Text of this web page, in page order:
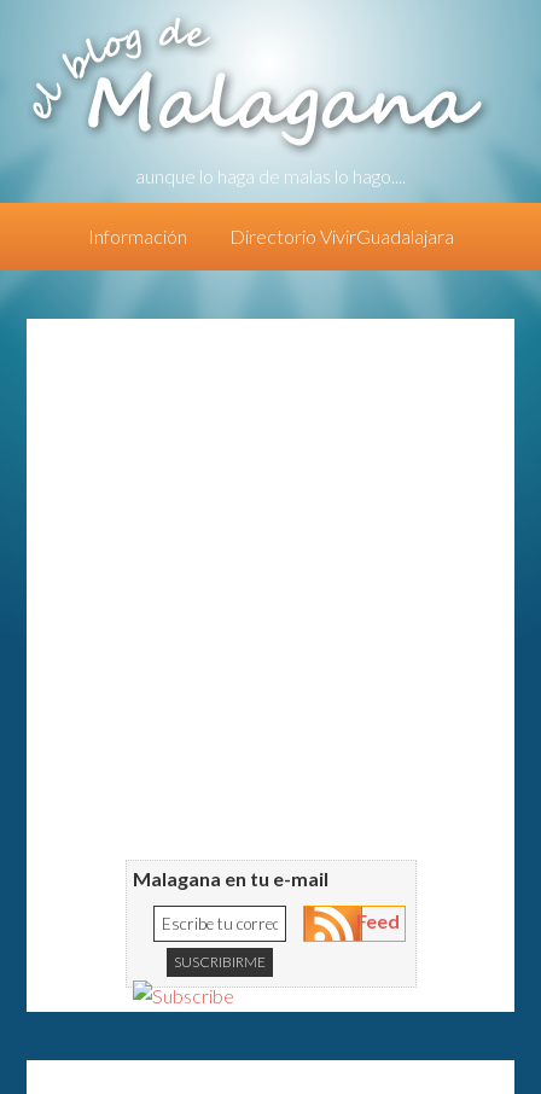
aunque lo haga de malas lo hago....
Información Directorio VivirGuadalajara
Malagana en tu e-mail
Feed